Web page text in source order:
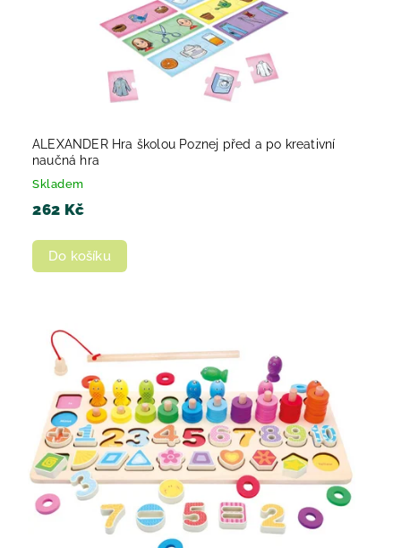
ALEXANDER Hra školou Poznej před a po kreativní
naučná hra
Skladem
262 Kč
Do košíku